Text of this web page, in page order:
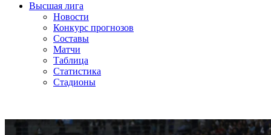
Высшая лига
Новости
Конкурс прогнозов
Составы
Матчи
Таблица
Статистика
Стадионы